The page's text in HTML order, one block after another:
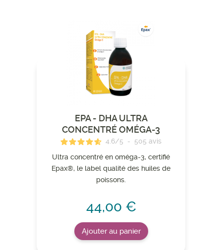
EPA - DHA ULTRA
CONCENTRÉ OMÉGA-3
4.6/5 - 505 avis
Ultra concentré en oméga-3, certifié
Epax®, le label qualité des huiles de
poissons.
44,00 €
Ajouter au panier